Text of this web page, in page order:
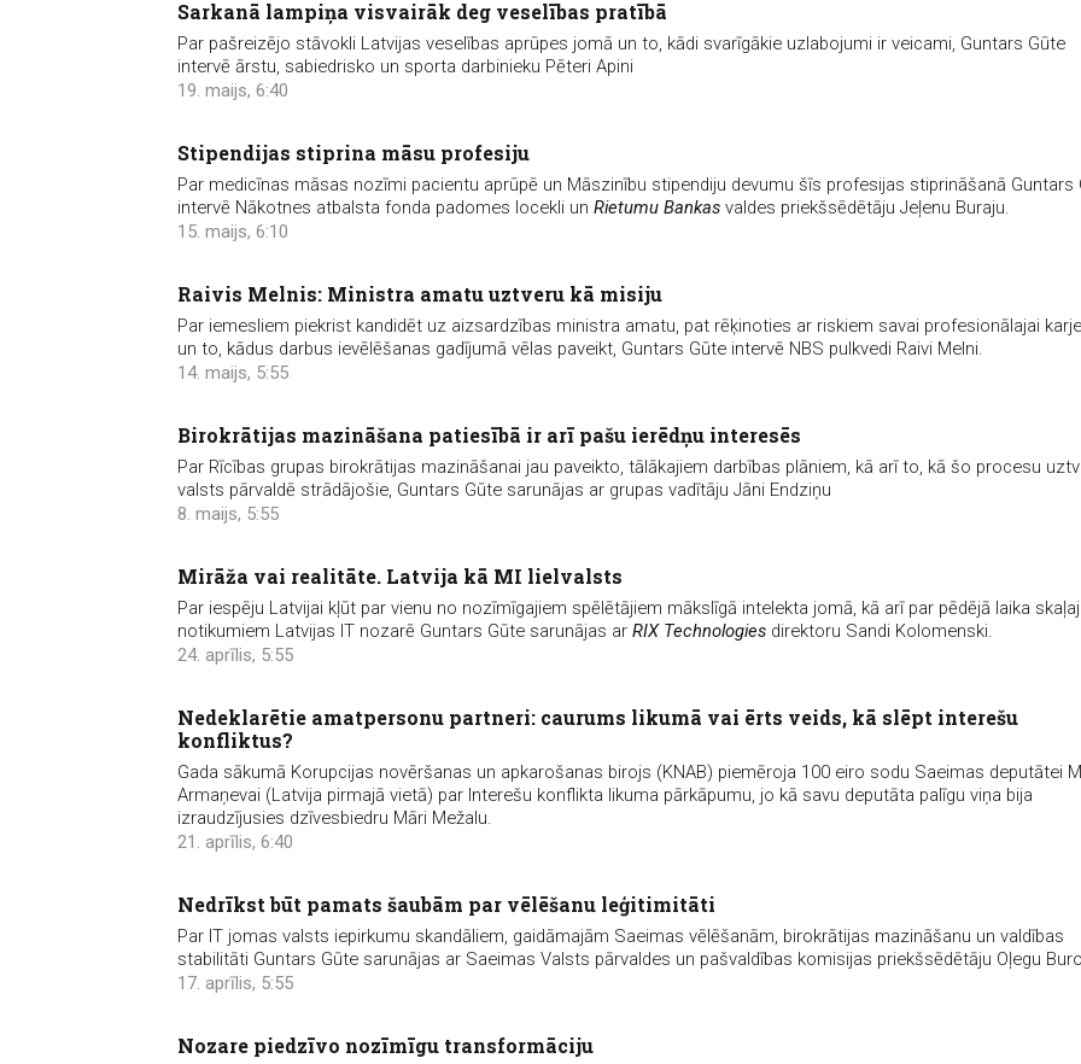
Sarkanā lampiņa visvairāk deg veselības pratībā
Par pašreizējo stāvokli Latvijas veselības aprūpes jomā un to, kādi svarīgākie uzlabojumi ir veicami, Guntars Gūte
intervē ārstu, sabiedrisko un sporta darbinieku Pēteri Apini
19. maijs, 6:40
Stipendijas stiprina māsu profesiju
Par medicīnas māsas nozīmi pacientu aprūpē un Māszinību stipendiju devumu šīs profesijas stiprināšanā Guntars
intervē Nākotnes atbalsta fonda padomes locekli un Rietumu Bankas valdes priekšsēdētāju Jeļenu Buraju.
15. maijs, 6:10
Raivis Melnis: Ministra amatu uztveru kā misiju
Par iemesliem piekrist kandidēt uz aizsardzības ministra amatu, pat rēķinoties ar riskiem savai profesionālajai
un to, kādus darbus ievēlēšanas gadījumā vēlas paveikt, Guntars Gūte intervē NBS pulkvedi Raivi Melni.
14. maijs, 5:55
Birokrātijas mazināšana patiesībā ir arī pašu ierēdņu interesēs
Par Rīcības grupas birokrātijas mazināšanai jau paveikto, tālākajiem darbības plāniem, kā arī to, kā šo procesu
valsts pārvaldē strādājošie, Guntars Gūte sarunājas ar grupas vadītāju Jāni Endziņu
8. maijs, 5:55
Mirāža vai realitāte. Latvija kā MI lielvalsts
Par iespēju Latvijai kļūt par vienu no nozīmīgajiem spēlētājiem mākslīgā intelekta jomā, kā arī par pēdējā laika
notikumiem Latvijas IT nozarē Guntars Gūte sarunājas ar RIX Technologies direktoru Sandi Kolomenski.
24. aprīlis, 5:55
Nedeklarētie amatpersonu partneri: caurums likumā vai ērts veids, kā slēpt interešu
konfliktus?
Gada sākumā Korupcijas novēršanas un apkarošanas birojs (KNAB) piemēroja 100 eiro sodu Saeimas deputātei
Armaņevai (Latvija pirmajā vietā) par Interešu konflikta likuma pārkāpumu, jo kā savu deputāta palīgu viņa bija
izraudzījusies dzīvesbiedru Māri Mežalu.
21. aprīlis, 6:40
Nedrīkst būt pamats šaubām par vēlēšanu leģitimitāti
Par IT jomas valsts iepirkumu skandāliem, gaidāmajām Saeimas vēlēšanām, birokrātijas mazināšanu un valdības
stabilitāti Guntars Gūte sarunājas ar Saeimas Valsts pārvaldes un pašvaldības komisijas priekšsēdētāju Oļegu
17. aprīlis, 5:55
Nozare piedzīvo nozīmīgu transformāciju